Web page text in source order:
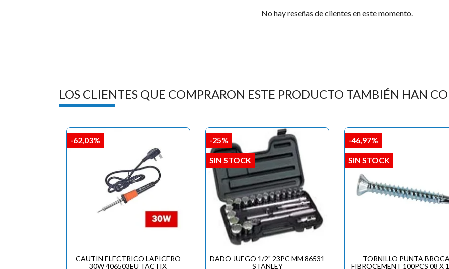
No hay reseñas de clientes en este momento.
LOS CLIENTES QUE COMPRARON ESTE PRODUCTO TAMBIÉN HAN
CAUTIN ELECTRICO LAPICERO
30W 406503EU TACTIX
-62,03%
DADO JUEGO 1/2" 23PC MM 86531
STANLEY
-25%
SIN STOCK
TORNILLO PUNTA
FIBROCEMENT 100PCS 08 X
-46,97%
SIN STOCK